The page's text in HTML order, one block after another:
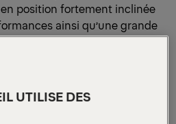
position fortement inclinée
ainsi qu’une grande
de transport
UTILISE DES